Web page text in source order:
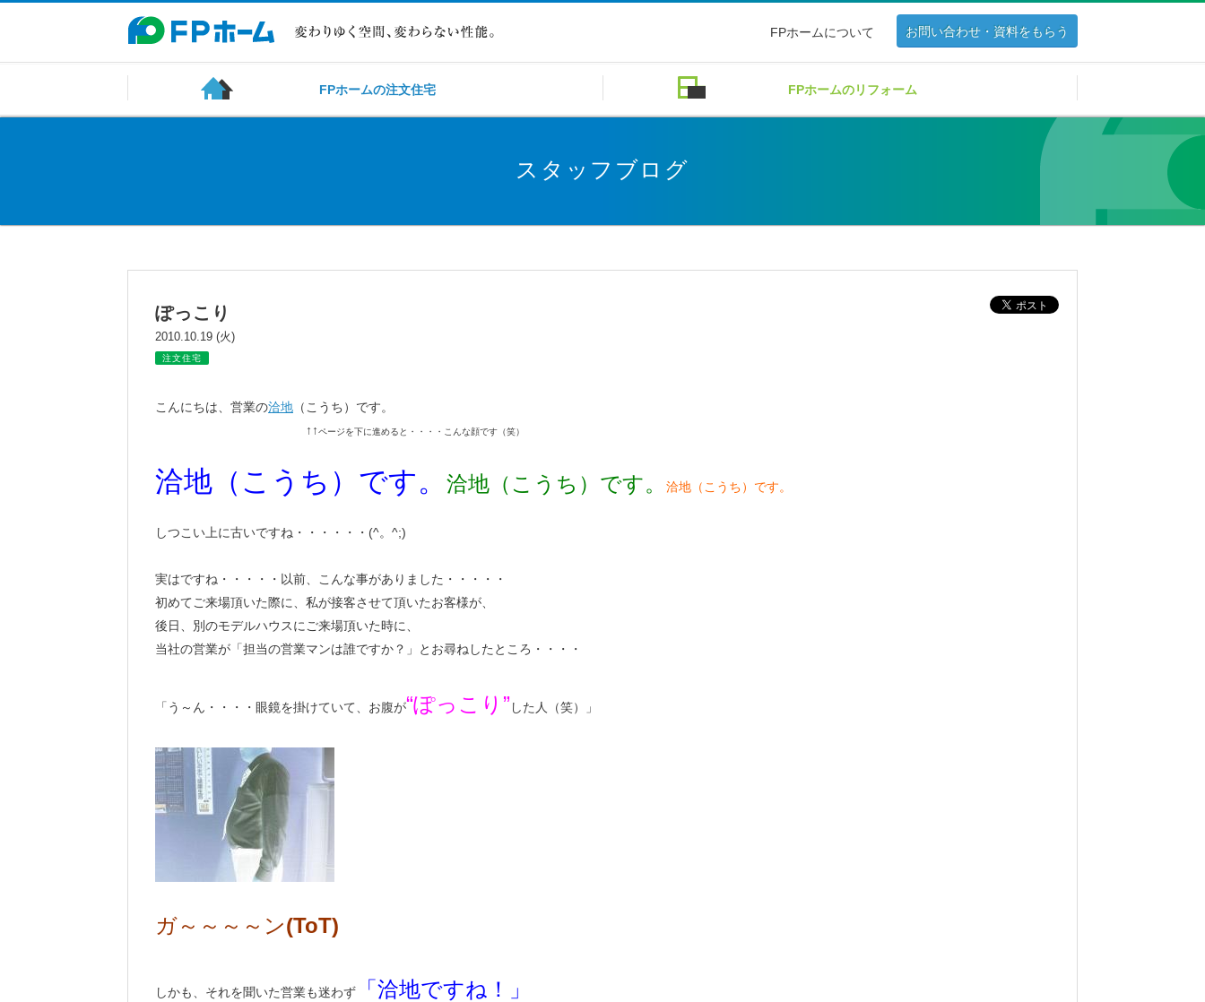
FPホームについて お問い合わせ・資料をもらう
FPホームの注文住宅 FPホームのリフォーム
スタッフブログ
ぽっこり
2010.10.19 (火)
注文住宅
こんにちは、営業の洽地 （こうち）です。
↑↑ページを下に進めると・・・・こんな顔です（笑）
洽地（こうち）です。 洽地（こうち）です。 洽地（こうち）です。
しつこい上に古いですね・・・・・・(^。^;)
実はですね・・・・・以前、こんな事がありました・・・・・
初めてご来場頂いた際に、私が接客させて頂いたお客様が、
後日、別のモデルハウスにご来場頂いた時に、
当社の営業が「担当の営業マンは誰ですか？」とお尋ねしたところ・・・・
「う～ん・・・・眼鏡を掛けていて、お腹が“ぽっこり”した人（笑）」
ガ～～～～ン(ToT)
しかも、それを聞いた営業も迷わず 「洽地ですね！」